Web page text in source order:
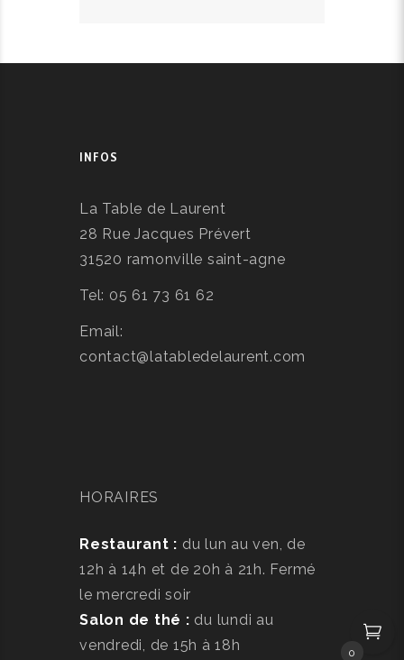
INFOS
La Table de Laurent
28 Rue Jacques Prévert
31520 ramonville saint-agne
Tel: 05 61 73 61 62
Email:
contact@latabledelaurent.com
HORAIRES
Restaurant : du lun au ven, de
12h à 14h et de 20h à 21h. Fermé
le mercredi soir
Salon de thé : du lundi au
vendredi, de 15h à 18h
0